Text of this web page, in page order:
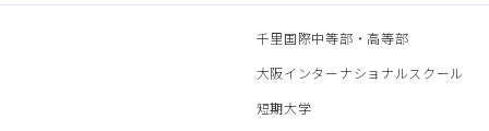
千里国際中等部・高等部
大阪インターナショナルスクール
短期大学